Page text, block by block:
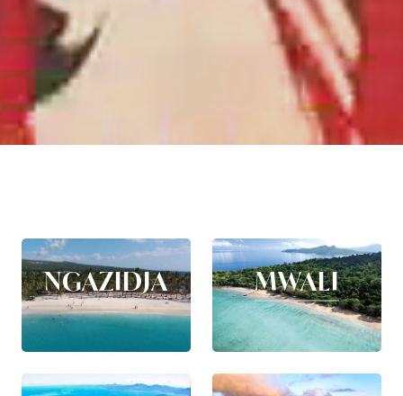
NGAZIDJA MWALI